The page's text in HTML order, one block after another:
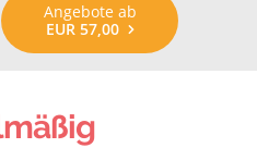
Angebote ab
EUR 57,00